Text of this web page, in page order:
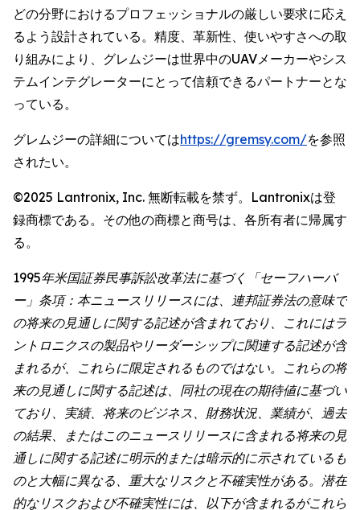
どの分野におけるプロフェッショナルの厳しい要求に応え
るよう設計されている。精度、革新性、使いやすさへの取
り組みにより、グレムジーは世界中のUAVメーカーやシス
テムインテグレーターにとって信頼できるパートナーとな
っている。
グレムジーの詳細についてはhttps://gremsy.com/を参照
されたい。
©2025 Lantronix, Inc. 無断転載を禁ず。Lantronixは登
録商標である。その他の商標と商号は、各所有者に帰属す
る。
1995年米国証券民事訴訟改革法に基づく「セーフハーバ
ー」条項：本ニュースリリースには、連邦証券法の意味で
の将来の見通しに関する記述が含まれており、これにはラ
ントロニクスの製品やリーダーシップに関連する記述が含
まれるが、これらに限定されるものではない。これらの将
来の見通しに関する記述は、同社の現在の期待値に基づい
ており、実績、将来のビジネス、財務状況、業績が、過去
の結果、またはこのニュースリリースに含まれる将来の見
通しに関する記述に明示的または暗示的に示されているも
のと大幅に異なる、重大なリスクと不確実性がある。潜在
的なリスクおよび不確実性には、以下が含まれるがこれら